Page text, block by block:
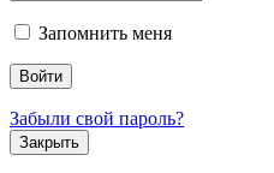
Запомнить меня
Забыли свой пароль?
Закрыть